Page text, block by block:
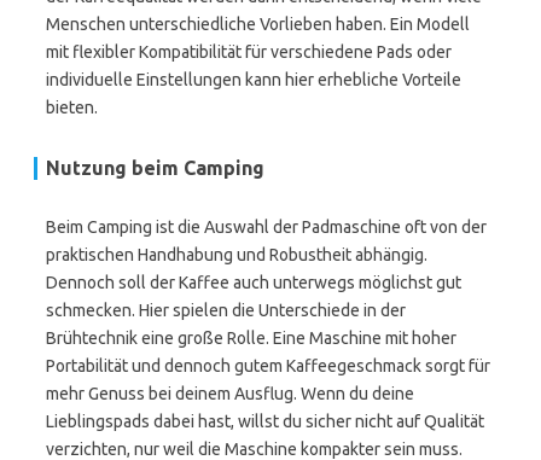
Menschen unterschiedliche Vorlieben haben. Ein Modell
mit flexibler Kompatibilität für verschiedene Pads oder
individuelle Einstellungen kann hier erhebliche Vorteile
bieten.
Nutzung beim Camping
Beim Camping ist die Auswahl der Padmaschine oft von der
praktischen Handhabung und Robustheit abhängig.
Dennoch soll der Kaffee auch unterwegs möglichst gut
schmecken. Hier spielen die Unterschiede in der
Brühtechnik eine große Rolle. Eine Maschine mit hoher
Portabilität und dennoch gutem Kaffeegeschmack sorgt für
mehr Genuss bei deinem Ausflug. Wenn du deine
Lieblingspads dabei hast, willst du sicher nicht auf Qualität
verzichten, nur weil die Maschine kompakter sein muss.